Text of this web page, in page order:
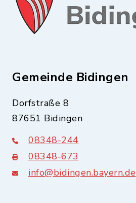
Gemeinde Bidingen
Dorfstraße 8
87651 Bidingen
08348-244
08348-673
info@bidingen.bayern.de